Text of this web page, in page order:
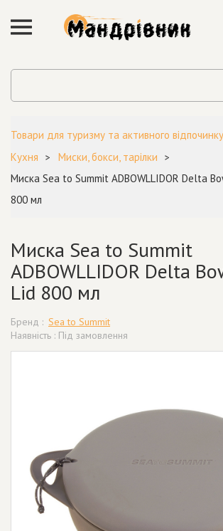
Товари для туризму та активного відпочинку
Кухня
Миски, бокси, тарілки
Миска Sea to Summit ADBOWLLIDOR Delta
800 мл
Миска Sea to Summit
ADBOWLLIDOR Delta
Lid 800 мл
Бренд : Sea to Summit
Наявність : Під замовлення